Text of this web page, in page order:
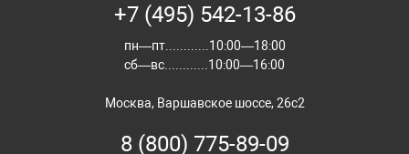
+7 (495) 542-13-86
пн—пт............10:00—18:00
сб—вс............10:00—16:00
Москва, Варшавское шоссе, 26с2
8 (800) 775-89-09